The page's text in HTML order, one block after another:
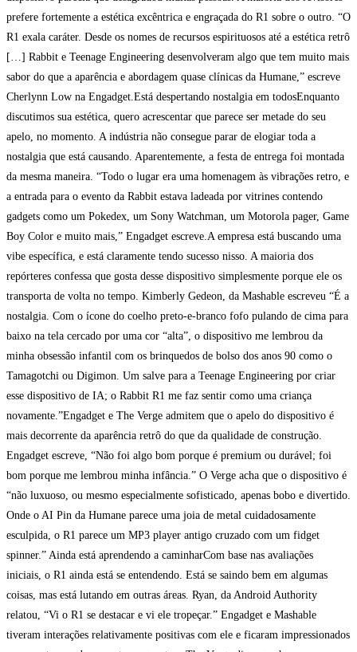
prefere fortemente a estética excêntrica e engraçada do R1 sobre o outro. “O
R1 exala caráter. Desde os nomes de recursos espirituosos até a estética retrô
[…] Rabbit e Teenage Engineering desenvolveram algo que tem muito mais
sabor do que a aparência e abordagem quase clínicas da Humane,” escreve
Cherlynn Low na Engadget.Está despertando nostalgia em todosEnquanto
discutimos sua estética, quero acrescentar que parece ser metade do seu
apelo, no momento. A indústria não consegue parar de elogiar toda a
nostalgia que está causando. Aparentemente, a festa de entrega foi montada
da mesma maneira. “Todo o lugar era uma homenagem às vibrações retro, e
a entrada para o evento da Rabbit estava ladeada por vitrines contendo
gadgets como um Pokedex, um Sony Watchman, um Motorola pager, Game
Boy Color e muito mais,” Engadget escreve.A empresa está buscando uma
vibe específica, e está claramente tendo sucesso nisso. A maioria dos
repórteres confessa que gosta desse dispositivo simplesmente porque ele os
transporta de volta no tempo. Kimberly Gedeon, da Mashable escreveu “É a
nostalgia. Com o ícone do coelho preto-e-branco fofo pulando de cima para
baixo na tela cercado por uma cor “alta”, o dispositivo me lembrou da
minha obsessão infantil com os brinquedos de bolso dos anos 90 como o
Tamagotchi ou Digimon. Um salve para a Teenage Engineering por criar
esse dispositivo de IA; o Rabbit R1 me faz sentir como uma criança
novamente.”Engadget e The Verge admitem que o apelo do dispositivo é
mais decorrente da aparência retrô do que da qualidade de construção.
Engadget escreve, “Não foi algo bom porque é premium ou durável; foi
bom porque me lembrou minha infância.” O Verge acha que o dispositivo é
“não luxuoso, ou mesmo especialmente sofisticado, apenas bobo e divertido.
Onde o AI Pin da Humane parece uma joia de metal cuidadosamente
esculpida, o R1 parece um MP3 player antigo cruzado com um fidget
spinner.” Ainda está aprendendo a caminharCom base nas avaliações
iniciais, o R1 ainda está se entendendo. Está se saindo bem em algumas
coisas, mas está lutando em outras áreas. Ryan, da Android Authority
relatou, “Vi o R1 se destacar e vi ele tropeçar.” Engadget e Mashable
tiveram interações relativamente positivas com ele e ficaram impressionados